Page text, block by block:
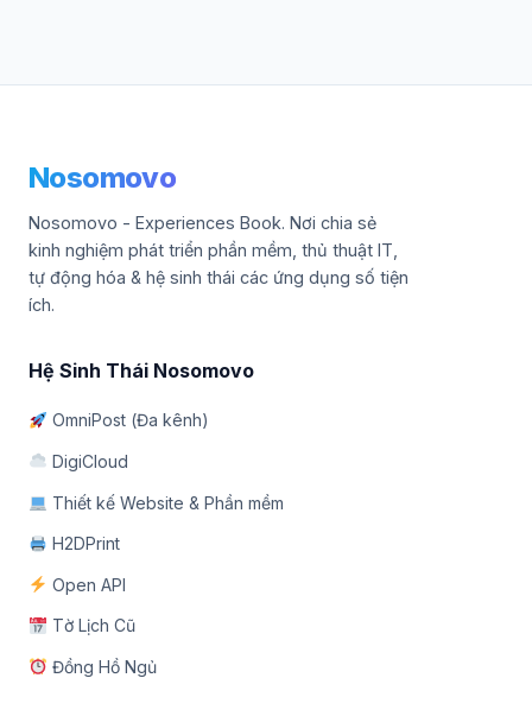
Nosomovo
Nosomovo - Experiences Book. Nơi chia sẻ
kinh nghiệm phát triển phần mềm, thủ thuật IT,
tự động hóa & hệ sinh thái các ứng dụng số tiện
ích.
Hệ Sinh Thái Nosomovo
OmniPost (Đa kênh)
DigiCloud
Thiết kế Website & Phần mềm
H2DPrint
Open API
Tờ Lịch Cũ
Đồng Hồ Ngủ